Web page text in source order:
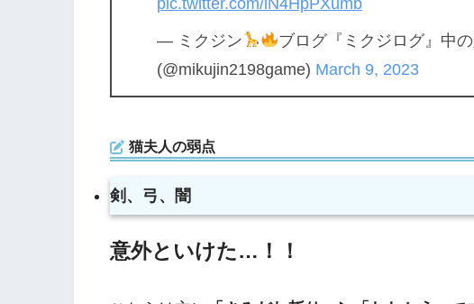
— ミクジン
ブログ『ミクジログ』中
(@mikujin2198game) March 9, 2023
猫夫人の弱点
剣、弓、闇
意外といけた…！！